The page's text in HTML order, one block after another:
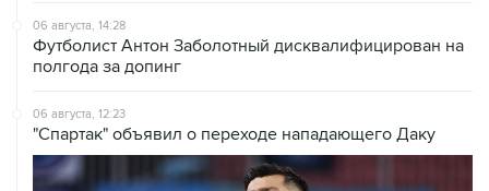
06 августа, 14:28
Футболист Антон Заболотный дисквалифицирован на
полгода за допинг
06 августа, 12:23
"Спартак" объявил о переходе нападающего Даку